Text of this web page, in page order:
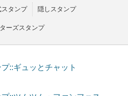
スタンプ 隠しスタンプ
ーズスタンプ
::ギュッとチャット